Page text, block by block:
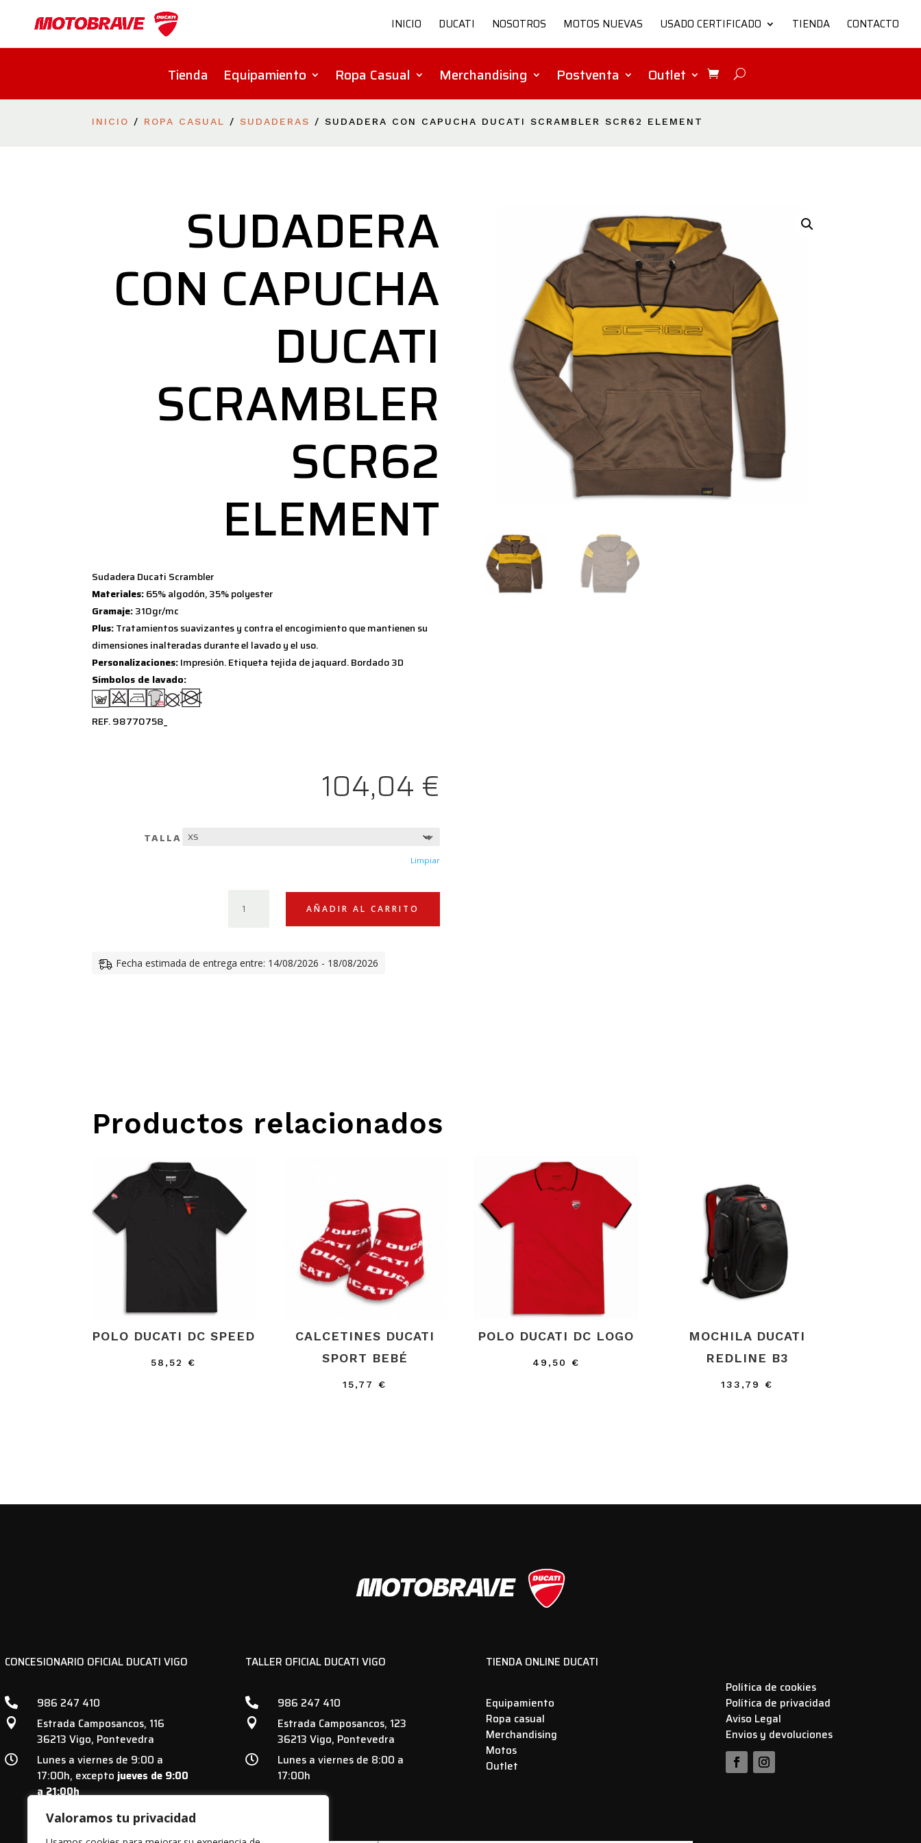
Valoramos tu privacidad
INICIO DUCATI NOSOTROS MOTOS NUEVAS USADO CERTIFICADO TIENDA CONTACTO
Tienda Equipamiento Ropa Casual Merchandising Postventa Outlet
INICIO / ROPA CASUAL /SUDADERAS / SUDADERA CON CAPUCHA DUCATI SCRAMBLER SCR62 ELEMENT
SUDADERA
CON CAPUCHA
DUCATI
SCRAMBLER
SCR62
ELEMENT
Sudadera Ducati Scrambler
Materiales:65% algodón, 35% polyester
Gramaje:310gr/mc
Plus:Tratamientos suavizantes y contra el encogimiento que mantienen su
dimensiones inalteradas durante el lavado y el uso.
Personalizaciones:Impresión. Etiqueta tejida de jaquard. Bordado 3D
Símbolos de lavado:
REF. 98770758_
104,04 €
TALLA
Limpiar
CON
SCRAMBLER
AÑADIR AL CARRITO
Fecha estimada de entrega entre: 14/08/2026 - 18/08/2026
Productos relacionados
POLO DUCATI DC SPEED
58,52 €
CALCETINES DUCATI
SPORT BEBÉ
15,77 €
POLO DUCATI DC LOGO
49,50 €
MOCHILA DUCATI
REDLINE B3
133,79 €
CONCESIONARIO OFICIAL DUCATI VIGO
 986 247 410

Estrada Camposancos, 116
36213 Vigo, Pontevedra

Lunes a viernes de 9:00 a
17:00h, excepto jueves de 9:00
a 21:00h
TALLER OFICIAL DUCATI VIGO
 986 247 410

Estrada Camposancos, 123
36213 Vigo, Pontevedra

Lunes a viernes de 8:00 a
17:00h
TIENDA ONLINE DUCATI
Equipamiento
Ropa casual
Merchandising
Motos
Outlet
Política de cookies
Política de privacidad
Aviso Legal
Envios y devoluciones